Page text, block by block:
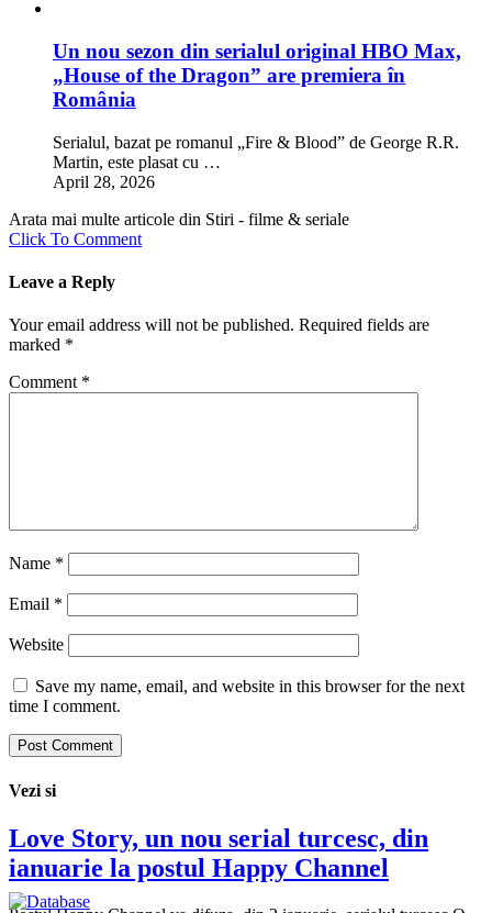
Un nou sezon din serialul original HBO Max,
„House of the Dragon” are premiera în
România
Serialul, bazat pe romanul „Fire & Blood” de George R.R.
Martin, este plasat cu …
April 28, 2026
Arata mai multe articole din Stiri - filme & seriale
Click To Comment
Leave a Reply
Your email address will not be published. Required fields are
marked *
Comment *
Name *
Email *
Website
Save my name, email, and website in this browser for the next
time I comment.
Vezi si
Love Story, un nou serial turcesc, din
ianuarie la postul Happy Channel